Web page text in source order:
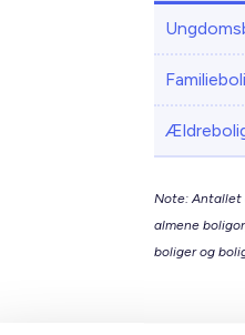
Note: Antallet
almene
boliger og